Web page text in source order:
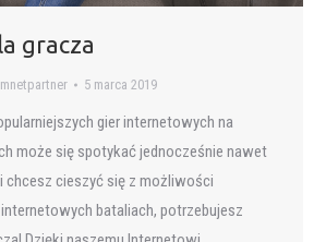
gracza
5 marca 2019
gier internetowych na
może się spotykać jednocześnie nawet
chcesz cieszyć się z możliwości
bataliach, potrzebujesz